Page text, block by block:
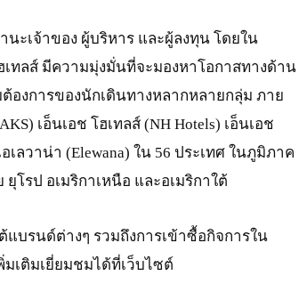
นะเจ้าของ ผู้บริหาร และผู้ลงทุน โดยใน
ทลส์ มีความมุ่งมั่นที่จะมองหาโอกาสทางด้าน
องการของนักเดินทางหลากหลายกลุ่ม ภาย
เอ็นเอช โฮเทลส์ (NH Hotels) เอ็นเอช
ลวาน่า (Elewana) ใน 56 ประเทศ ในภูมิภาค
โรป อเมริกาเหนือ และอเมริกาใต้
บรนด์ต่างๆ รวมถึงการเข้าซื้อกิจการใน
เติมเยี่ยมชมได้ที่เว็บไซต์